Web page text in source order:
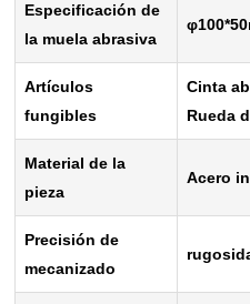
Especificación de
la muela abrasiva
φ
Artículos
fungibles
Cinta
Rueda
Material de la
pieza
Acero
Precisión de
mecanizado